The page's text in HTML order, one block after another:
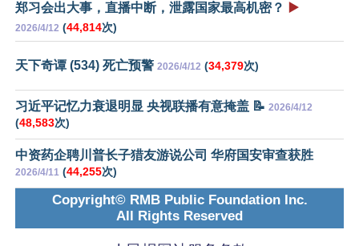
郑习会出大事，直播中断，泄露国家最高机密？ ▶️
2026/4/12 (44,814次)
天下奇谭 (534) 死亡预警 2026/4/12 (34,379次)
习近平记忆力衰退明显 央视联播有意掩盖 📝 2026/4/12
(48,583次)
中资药企聘川普长子猎友游说公司 华府国安审查获胜
2026/4/11 (44,255次)
Copyright© RMB Public Foundation Inc.
All Rights Reserved